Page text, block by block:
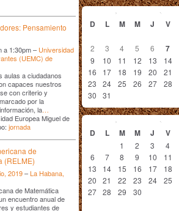
Pensamiento
a 1:30pm – Universidad
(UEMC) de
aulas a ciudadanos
capaces nuestros
con criterio y
por la
la …
Europea Miguel de
jornada
de
(RELME)
2019–La Habana,
de Matemática
encuentro anual de
y estudiantes de
agosto 2026
D L M M J V
2
3 4 5 6 7
9
10 11 12 13 14
16
17 18 19 20 21
23
24 25 26 27 28
30
31
septiembre 2026
D L M M J V
1 2 3 4
6
7 8 9 10 11
13
14 15 16 17 18
20
21 22 23 24 25
27 28 29 30